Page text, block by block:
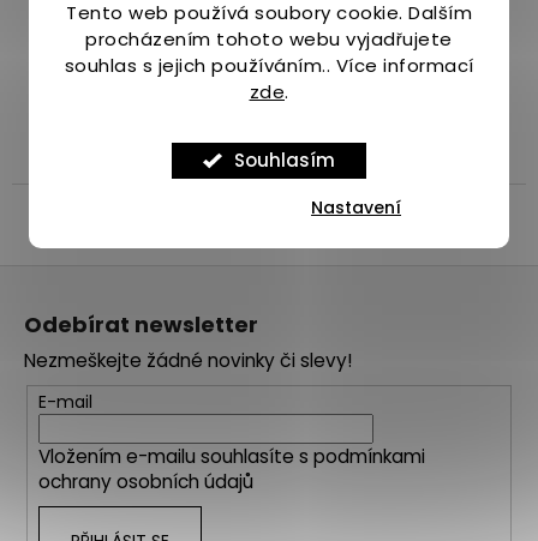
Tento web používá soubory cookie. Dalším
procházením tohoto webu vyjadřujete
souhlas s jejich používáním.. Více informací
zde.
Souhlasím
Nastavení
Široký výběr více než 1000 produktů
pro běhání.
Značka
Odebírat newsletter
Nezmeškejte žádné novinky či slevy!
E-mail
Vložením e-mailu souhlasíte s podmínkami
ochrany osobních údajů